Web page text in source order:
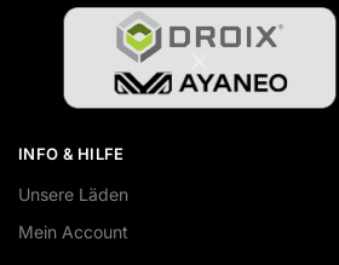
INFO & HILFE
Unsere Läden
Mein Account